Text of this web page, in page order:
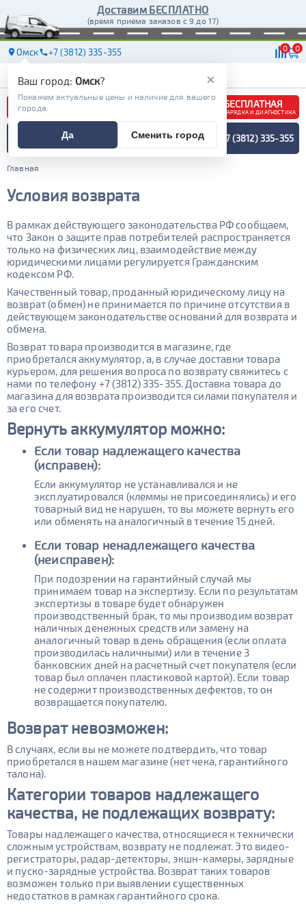
Доставим БЕСПЛАТНО
(время приема заказов с 9 до 17)
Омск +7 (3812) 335-355 0 0
АКБ ДОСТАВКА
БЕСПЛАТНАЯ
ЗАРЯДКА И ДИАГНОСТИКА
ПОДБОР АККУМУЛЯТОРА
СПЕЦИАЛИСТОМ +7 (3812) 335-355
Главная
Условия возврата
В рамках действующего законодательства РФ сообщаем,
что Закон о защите прав потребителей распространяется
только на физических лиц, взаимодействие между
юридическими лицами регулируется Гражданским
кодексом РФ.
Качественный товар, проданный юридическому лицу на
возврат (обмен) не принимается по причине отсутствия в
действующем законодательстве оснований для возврата и
обмена.
Возврат товара производится в магазине, где
приобретался аккумулятор, а, в случае доставки товара
курьером, для решения вопроса по возврату свяжитесь с
нами по телефону +7 (3812) 335-355. Доставка товара до
магазина для возврата производится силами покупателя и
за его счет.
Вернуть аккумулятор можно:
Если товар надлежащего качества
(исправен):
Если аккумулятор не устанавливался и не
эксплуатировался (клеммы не присоединялись) и его
товарный вид не нарушен, то вы можете вернуть его
или обменять на аналогичный в течение 15 дней.
Если товар ненадлежащего качества
(неисправен):
При подозрении на гарантийный случай мы
принимаем товар на экспертизу. Если по результатам
экспертизы в товаре будет обнаружен
производственный брак, то мы производим возврат
наличных денежных средств или замену на
аналогичный товар в день обращения (если оплата
производилась наличными) или в течение 3
банковских дней на расчетный счет покупателя (если
товар был оплачен пластиковой картой). Если товар
не содержит производственных дефектов, то он
возвращается покупателю.
Возвратневозможен:
В случаях, если вы не можете подтвердить, что товар
приобретался в нашем магазине (нет чека, гарантийного
талона).
Категории товаров надлежащего
качества, не подлежащих возврату:
Товары надлежащего качества, относящиеся к технически
сложным устройствам, возврату не подлежат. Это видео-
регистраторы, радар-детекторы, экшн-камеры, зарядные
и пуско-зарядные устройства. Возврат таких товаров
возможен только при выявлении существенных
недостатков в рамках гарантийного срока.
×
Ваш город: Омск?
Покажем актуальные цены и наличие для вашего
города.
Да Сменить город